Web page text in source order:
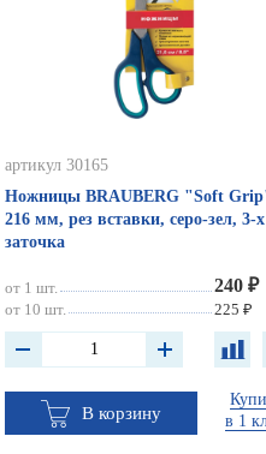
артикул 30165
Ножницы BRAUBERG "Soft
216 мм, рез вставки, серо-зел, 3-
заточка
от 1 шт. 240 ₽
от 10 шт. 225 ₽
В корзину
в 1